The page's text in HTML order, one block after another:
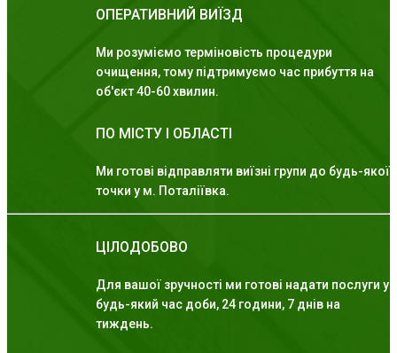
ОПЕРАТИВНИЙ ВИЇЗД
Ми розуміємо терміновість процедури
очищення, тому підтримуємо час прибуття на
об'єкт 40-60 хвилин.
ПО МІСТУ І ОБЛАСТІ
Ми готові відправляти виїзні групи до будь-якої
точки у м. Поталіївка.
ЦІЛОДОБОВО
Для вашої зручності ми готові надати послуги у
будь-який час доби, 24 години, 7 днів на
тиждень.